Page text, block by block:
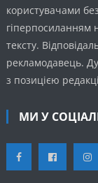
користувачами
гіперпосиланням
тексту.
рекламодавець.
з позицією
МИ У